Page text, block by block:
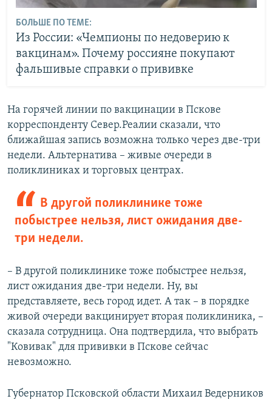
БОЛЬШЕ ПО ТЕМЕ:
Из России: «Чемпионы по недоверию к
вакцинам». Почему россияне покупают
фальшивые справки о прививке
На горячей линии по вакцинации в Пскове
корреспонденту Север.Реалии сказали, что
ближайшая запись возможна только через две-три
недели. Альтернатива – живые очереди в
поликлиниках и торговых центрах.
В другой поликлинике тоже
побыстрее нельзя, лист ожидания две-
три недели.
– В другой поликлинике тоже побыстрее нельзя,
лист ожидания две-три недели. Ну, вы
представляете, весь город идет. А так – в порядке
живой очереди вакцинирует вторая поликлиника, –
сказала сотрудница. Она подтвердила, что выбрать
"Ковивак" для прививки в Пскове сейчас
невозможно.
Губернатор Псковской области Михаил Ведерников